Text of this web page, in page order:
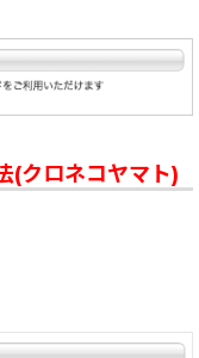
(クロネコヤマト)